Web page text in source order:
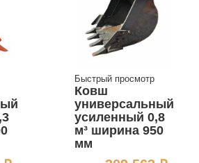
Быстрый просмотр
Ковш
универсальный
усиленный 0,8
м³ ширина 950
мм